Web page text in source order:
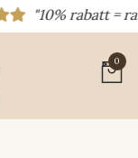
rabatt =
0